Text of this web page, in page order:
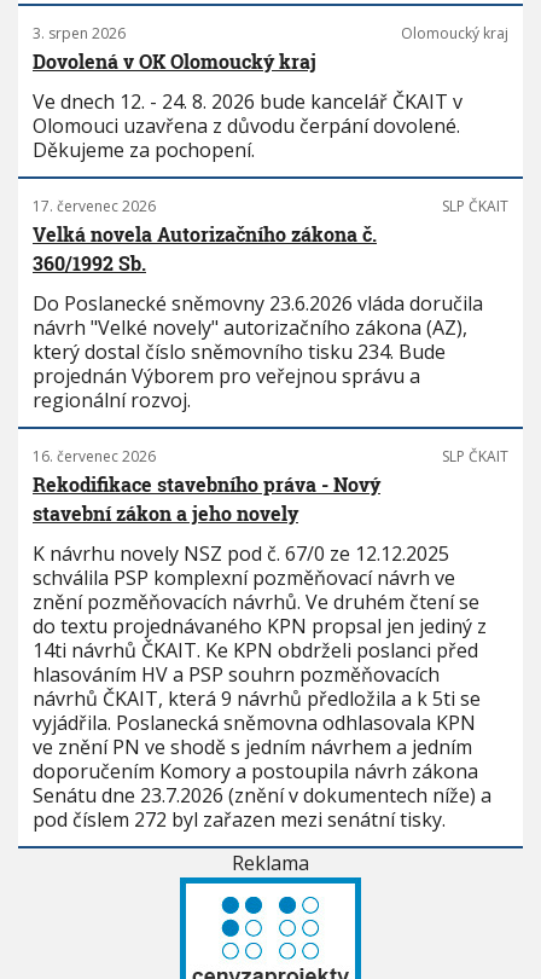
3. srpen 2026 Olomoucký kraj
Dovolená v OK Olomoucký kraj
Ve dnech 12. - 24. 8. 2026 bude kancelář ČKAIT v
Olomouci uzavřena z důvodu čerpání dovolené.
Děkujeme za pochopení.
17. červenec 2026 SLP ČKAIT
Velká novela Autorizačního zákona č.
360/1992 Sb.
Do Poslanecké sněmovny 23.6.2026 vláda doručila
návrh "Velké novely" autorizačního zákona (AZ),
který dostal číslo sněmovního tisku 234. Bude
projednán Výborem pro veřejnou správu a
regionální rozvoj.
16. červenec 2026 SLP ČKAIT
Rekodifikace stavebního práva - Nový
stavební zákon a jeho novely
K návrhu novely NSZ pod č. 67/0 ze 12.12.2025
schválila PSP komplexní pozměňovací návrh ve
znění pozměňovacích návrhů. Ve druhém čtení se
do textu projednávaného KPN propsal jen jediný z
14ti návrhů ČKAIT. Ke KPN obdrželi poslanci před
hlasováním HV a PSP souhrn pozměňovacích
návrhů ČKAIT, která 9 návrhů předložila a k 5ti se
vyjádřila. Poslanecká sněmovna odhlasovala KPN
ve znění PN ve shodě s jedním návrhem a jedním
doporučením Komory a postoupila návrh zákona
Senátu dne 23.7.2026 (znění v dokumentech níže) a
pod číslem 272 byl zařazen mezi senátní tisky.
Reklama